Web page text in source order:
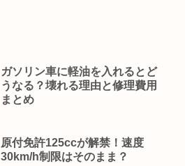
ガソリン車に軽油を入れるとど
うなる？壊れる理由と修理費用
まとめ
原付免許125ccが解禁！速度
30km/h制限はそのまま？